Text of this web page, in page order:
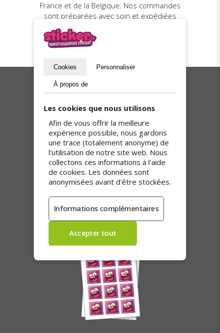
France et de la Belgique. Nos commandes
sont préparées avec soin et expédiées
remis en main propre contre signature,
pour une réception sûre et impeccable.
Nos meilleures ventes
Autocollants transparents
Cookies Personnaliser
À propos de
Les cookies que nous utilisons
Afin de vous offrir la meilleure
expérience possible, nous gardons
une trace (totalement anonyme) de
l'utilisation de notre site web. Nous
collectons ces informations à l'aide
de cookies. Les données sont
anonymisées avant d'être stockées.